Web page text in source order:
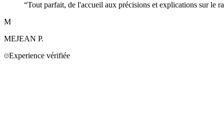
“Tout parfait, de l'accueil aux précisions et explications sur le
M
MEJEAN P.
Experience vérifiée